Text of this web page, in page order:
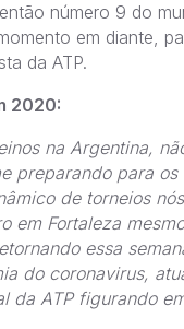
número 9 do
em diante,
da ATP.
2020:
na Argentina,
preparando para
de torneios
em Fortaleza
essa
do coronavirus,
da ATP figurando